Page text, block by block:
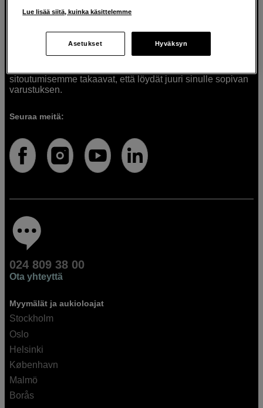
teknologian tarpeisiin. Palvelemme myös elokuvan,
tuotteet, jotka vastaavat tarpeitasi. Tarjoamme
korkealaatuisten tuotteiden lisäksi myös henkilökohtaista
sitoutumisemme takaavat, että löydät juuri sinulle sopivan
varustuksen.
Seuraa meitä:
024 809 38 00
Ota yhteyttä
Myymälät ja aukioloajat
Stockholm
Oslo
Helsinki
København
Malmö
Borås
Lue lisää siitä, kuinka käsittelemme
Asetukset Hyväksyn